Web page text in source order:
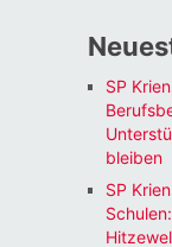
SP
bleiben
SP